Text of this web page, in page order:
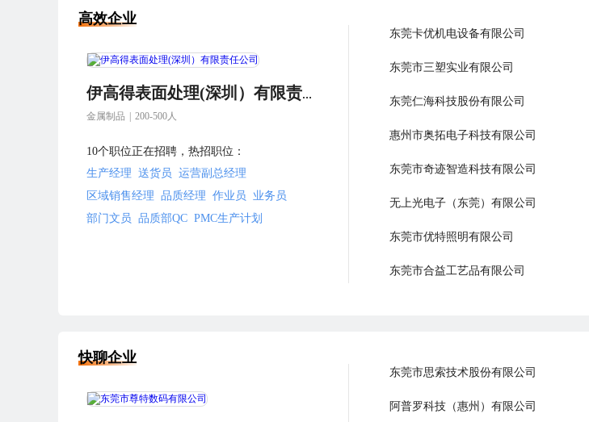
高效企业
伊高得表面处理(深圳）有限责任公司
金属制品
200-500人
10个职位正在招聘，热招职位：
生产经理 送货员 运营副总经理
区域销售经理 品质经理 作业员
业务员
部门文员 品质部QC PMC生产计划
东莞卡优机电设备有限公司
东莞市三塑实业有限公司
东莞仁海科技股份有限公司
惠州市奥拓电子科技有限公司
东莞市奇迹智造科技有限公司
无上光电子（东莞）有限公司
东莞市优特照明有限公司
东莞市合益工艺品有限公司
快聊企业
东莞市思索技术股份有限公司
阿普罗科技（惠州）有限公司